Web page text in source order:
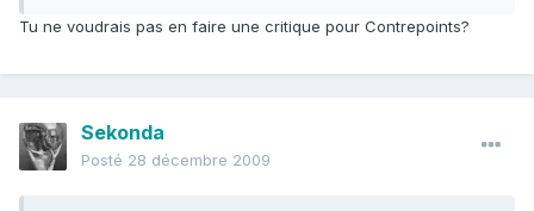
Tu ne voudrais pas en faire une critique pour Contrepoints?
Sekonda
Posté 28 décembre 2009